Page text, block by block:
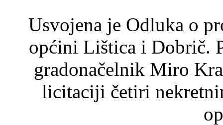
Usvojena je Odluka o
općini Lištica i Dobrič.
gradonačelnik Miro
licitaciji četiri